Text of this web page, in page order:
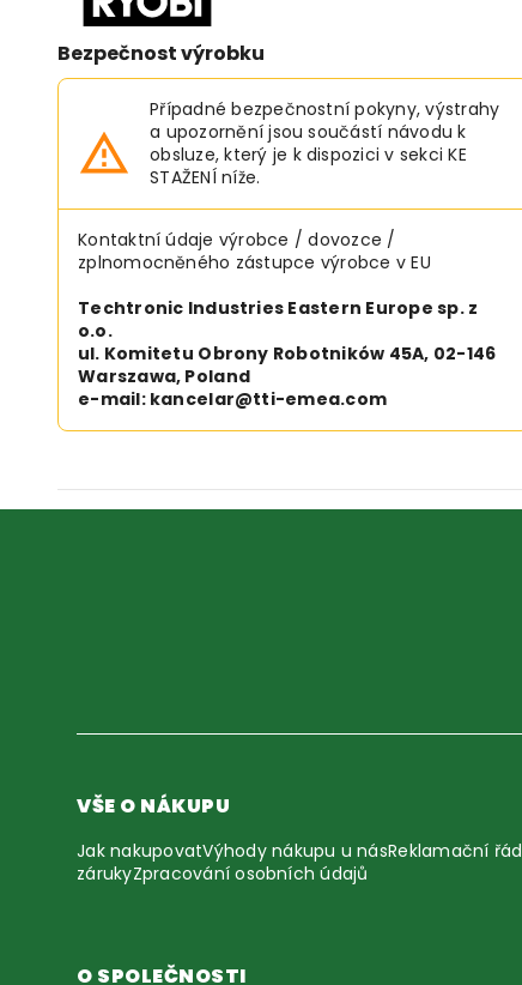
Bezpečnost výrobku
Případné bezpečnostní pokyny, výstrahy
a upozornění jsou součástí návodu k
obsluze, který je k dispozici v sekci KE
STAŽENÍ níže.
Kontaktní údaje výrobce / dovozce /
zplnomocněného zástupce výrobce v EU
Techtronic Industries Eastern Europe sp. z
o.o.
ul. Komitetu Obrony Robotników 45A, 02-146
Warszawa, Poland
e-mail: kancelar@tti-emea.com
VŠE O NÁKUPU
Jak nakupovatVýhody nákupu u násReklamační řád
zárukyZpracování osobních údajů
O SPOLEČNOSTI